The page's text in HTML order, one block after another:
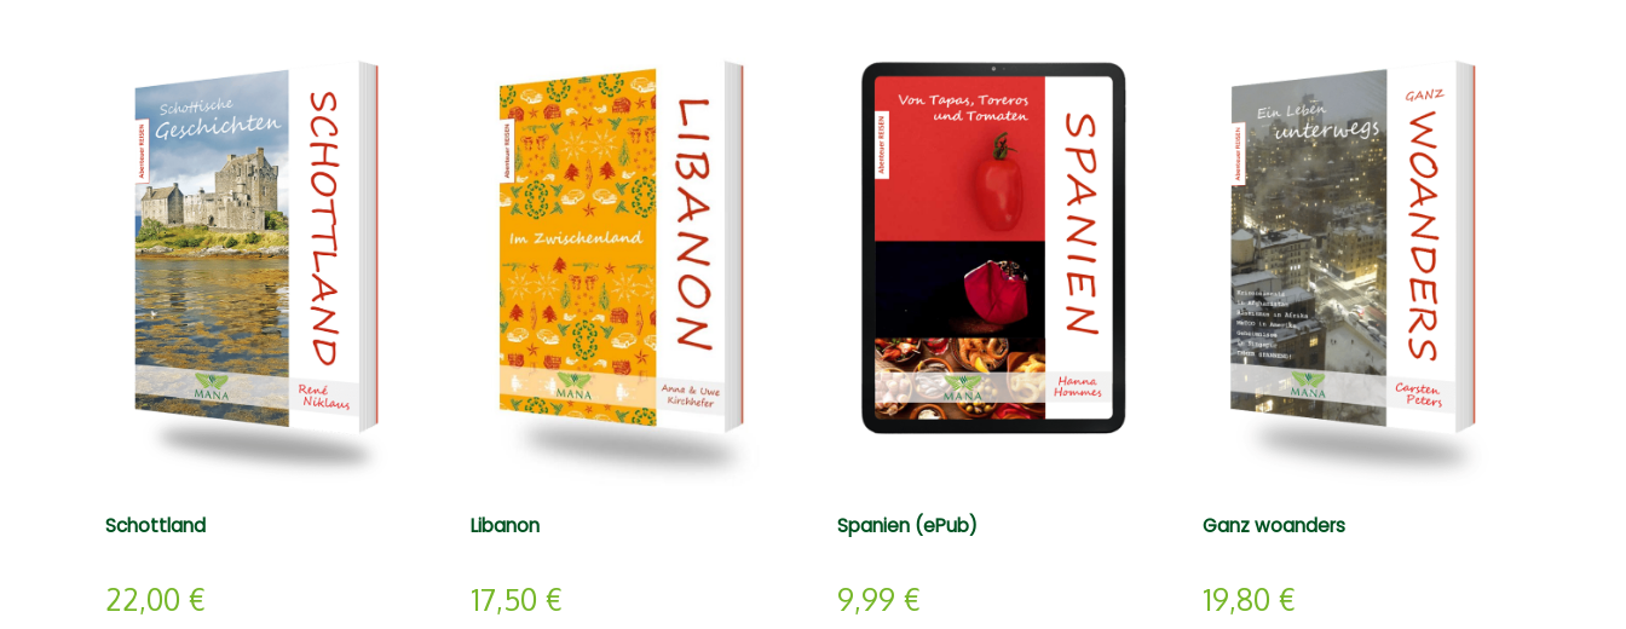
Schottland
22,00 €
Libanon
17,50 €
Spanien (ePub)
9,99 €
Ganz woanders
19,80 €